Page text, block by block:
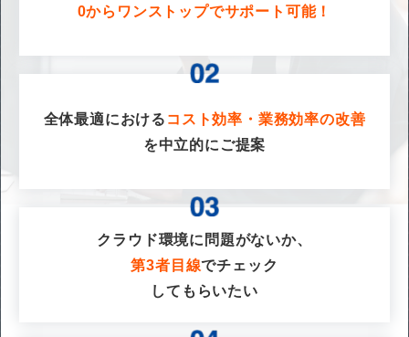
0からワンストップでサポート可能！
全体最適における コスト効率・業務効率の改善
を中立的にご提案
クラウド環境に問題がないか、
第3者目線でチェック
してもらいたい